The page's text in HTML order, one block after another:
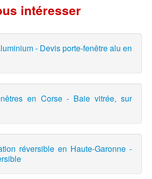
intéresser
- Devis porte-fenêtre alu en
en Corse - Baie vitrée, sur
réversible en Haute-Garonne -